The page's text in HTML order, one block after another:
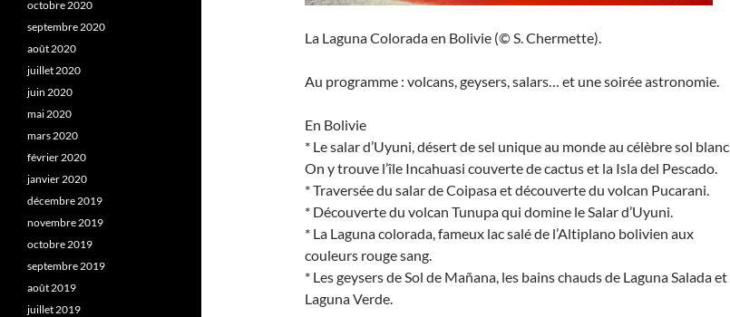
La Laguna Colorada en Bolivie (© S. Chermette).
Au programme : volcans, geysers, salars… et une soirée astronomie.
En Bolivie
* Le salar d’Uyuni, désert de sel unique au monde au célèbre sol blanc.
On y trouve l’île Incahuasi couverte de cactus et la Isla del Pescado.
* Traversée du salar de Coipasa et découverte du volcan Pucarani.
* Découverte du volcan Tunupa qui domine le Salar d’Uyuni.
* La Laguna colorada, fameux lac salé de l’Altiplano bolivien aux
couleurs rouge sang.
* Les geysers de Sol de Mañana, les bains chauds de Laguna Salada et
Laguna Verde.
octobre 2020
septembre 2020
août 2020
juillet 2020
juin 2020
mai 2020
mars 2020
février 2020
janvier 2020
décembre 2019
novembre 2019
octobre 2019
septembre 2019
août 2019
juillet 2019